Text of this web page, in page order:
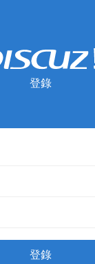
登錄
登錄